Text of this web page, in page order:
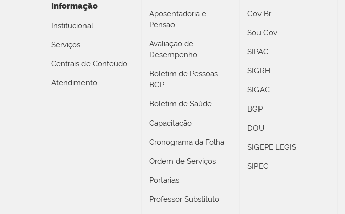
Informação
Institucional
Serviços
Centrais de Conteúdo
Atendimento
Aposentadoria e
Pensão
Avaliação de
Desempenho
Boletim de Pessoas -
BGP
Boletim de Saúde
Capacitação
Cronograma da Folha
Ordem de Serviços
Portarias
Professor Substituto
Gov Br
Sou Gov
SIPAC
SIGRH
SIGAC
BGP
DOU
SIGEPE LEGIS
SIPEC